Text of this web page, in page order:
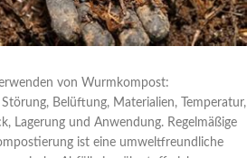
von Wurmkompost:
Belüftung, Materialien, Temperatur,
Lagerung und Anwendung. Regelmäßige
ist eine umweltfreundliche